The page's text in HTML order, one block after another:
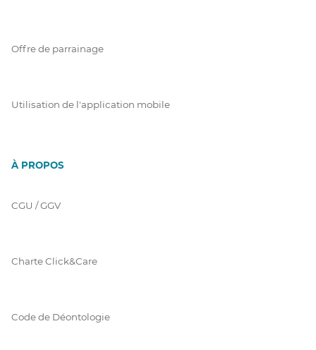
Offre de parrainage
Utilisation de l'application mobile
À PROPOS
CGU / GGV
Charte Click&Care
Code de Déontologie